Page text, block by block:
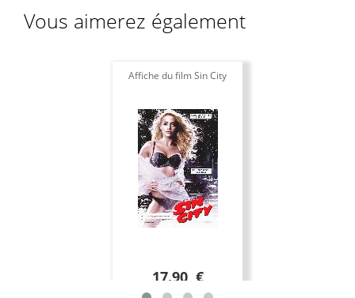
Vous aimerez également
Affiche du film Sin City
17.90 €